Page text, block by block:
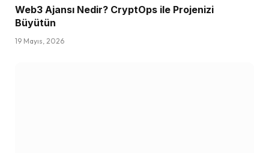
Web3 Ajansı Nedir? CryptOps ile Projenizi
Büyütün
19 Mayıs, 2026